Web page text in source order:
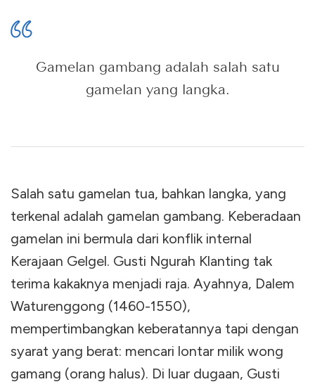
Gamelan gambang adalah salah satu
gamelan yang langka.
Salah satu gamelan tua, bahkan langka, yang
terkenal adalah gamelan gambang. Keberadaan
gamelan ini bermula dari konflik internal
Kerajaan Gelgel. Gusti Ngurah Klanting tak
terima kakaknya menjadi raja. Ayahnya, Dalem
Waturenggong (1460-1550),
mempertimbangkan keberatannya tapi dengan
syarat yang berat: mencari lontar milik wong
gamang (orang halus). Di luar dugaan, Gusti